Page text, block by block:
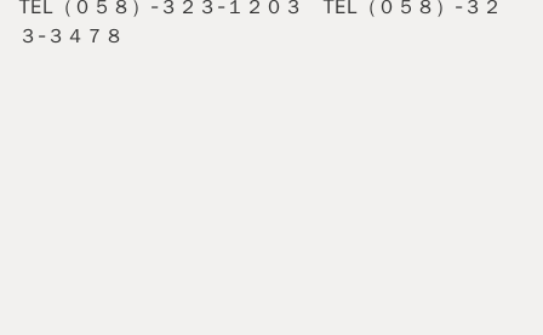
TEL（０５８）-３２３-１２０３ TEL（０５８）-３２
３-３４７８